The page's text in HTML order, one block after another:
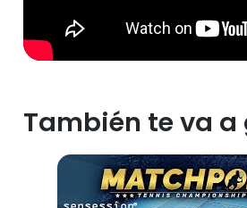
También te va